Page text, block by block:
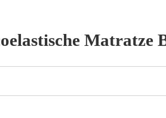
Matratze